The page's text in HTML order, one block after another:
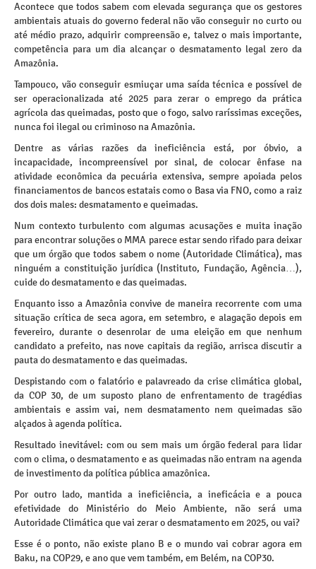
Acontece que todos sabem com elevada segurança que os gestores
ambientais atuais do governo federal não vão conseguir no curto ou
até médio prazo, adquirir compreensão e, talvez o mais importante,
competência para um dia alcançar o desmatamento legal zero da
Amazônia.
Tampouco, vão conseguir esmiuçar uma saída técnica e possível de
ser operacionalizada até 2025 para zerar o emprego da prática
agrícola das queimadas, posto que o fogo, salvo raríssimas exceções,
nunca foi ilegal ou criminoso na Amazônia.
Dentre as várias razões da ineficiência está, por óbvio, a
incapacidade, incompreensível por sinal, de colocar ênfase na
atividade econômica da pecuária extensiva, sempre apoiada pelos
financiamentos de bancos estatais como o Basa via FNO, como a raiz
dos dois males: desmatamento e queimadas.
Num contexto turbulento com algumas acusações e muita inação
para encontrar soluções o MMA parece estar sendo rifado para deixar
que um órgão que todos sabem o nome (Autoridade Climática), mas
ninguém a constituição jurídica (Instituto, Fundação, Agência…),
cuide do desmatamento e das queimadas.
Enquanto isso a Amazônia convive de maneira recorrente com uma
situação crítica de seca agora, em setembro, e alagação depois em
fevereiro, durante o desenrolar de uma eleição em que nenhum
candidato a prefeito, nas nove capitais da região, arrisca discutir a
pauta do desmatamento e das queimadas.
Despistando com o falatório e palavreado da crise climática global,
da COP 30, de um suposto plano de enfrentamento de tragédias
ambientais e assim vai, nem desmatamento nem queimadas são
alçados à agenda política.
Resultado inevitável: com ou sem mais um órgão federal para lidar
com o clima, o desmatamento e as queimadas não entram na agenda
de investimento da política pública amazônica.
Por outro lado, mantida a ineficiência, a ineficácia e a pouca
efetividade do Ministério do Meio Ambiente, não será uma
Autoridade Climática que vai zerar o desmatamento em 2025, ou vai?
Esse é o ponto, não existe plano B e o mundo vai cobrar agora em
Baku, na COP29, e ano que vem também, em Belém, na COP30.